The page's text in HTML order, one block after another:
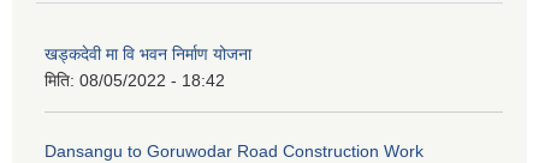
खड्कदेवी मा वि भवन निर्माण योजना
मिति: 08/05/2022 - 18:42
Dansangu to Goruwodar Road Construction Work